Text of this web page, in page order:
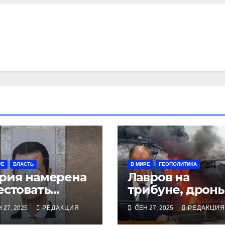
ВЛАСТЬ
намерена
в
экс-
27, 2025 РЕДАКЦИЯ
В МИРЕ ГЕОПОЛИТИКА
Лавров на
трибуне,
над Чувашией
СЕН 27, 2025 РЕДАКЦИЯ